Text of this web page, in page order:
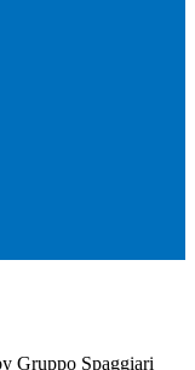
Gruppo Spaggiari